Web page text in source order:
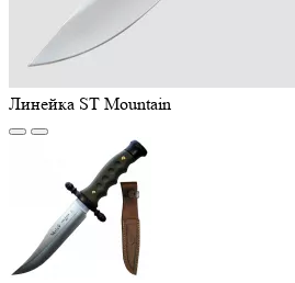
Линейка ST Mountain